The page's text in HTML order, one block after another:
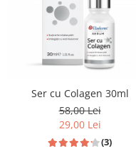
Ser cu Colagen 30ml
58,00 Lei
29,00 Lei
(3)